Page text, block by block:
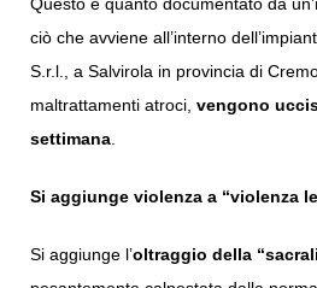
ciò che avviene all’interno
S.r.l., a Salvirola in provincia di
maltrattamenti atroci, vengono
settimana
Si aggiunge violenza a “violenza
Si aggiunge l’oltraggio della